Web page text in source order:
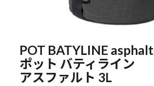
POT BATYLINE
ポット バティライン
アスファルト 3L